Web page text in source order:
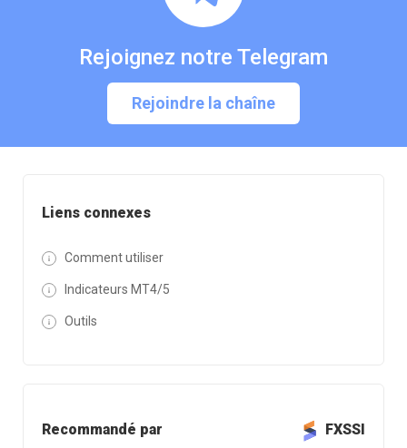
Liens connexes
Comment utiliser
Indicateurs MT4/5
Outils
Recommandé par FXSSI
Rejoignez notre Telegram
Rejoindre la chaîne